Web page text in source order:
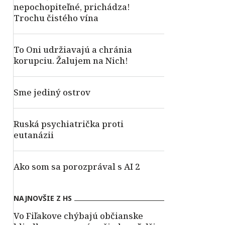
nepochopiteľné, prichádza!
Trochu čistého vína
To Oni udržiavajú a chránia
korupciu. Žalujem na Nich!
Sme jediný ostrov
Ruská psychiatrička proti
eutanázii
Ako som sa porozprával s AI 2
NAJNOVŠIE Z HS
Vo Fiľakove chýbajú občianske